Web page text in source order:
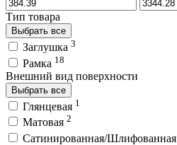
Тип товара
Выбрать все
Заглушка 3
Рамка 18
Внешний вид поверхности
Выбрать все
Глянцевая 1
Матовая 2
Сатинированная/Шлифованная